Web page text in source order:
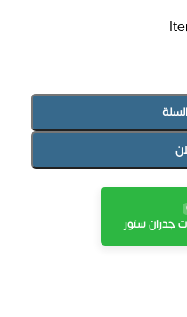
جدران ستور